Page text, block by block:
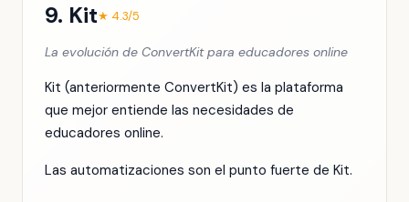
9. Kit★ 4.3/5
La evolución de ConvertKit para educadores online
Kit (anteriormente ConvertKit) es la plataforma
que mejor entiende las necesidades de
educadores online.
Las automatizaciones son el punto fuerte de Kit.